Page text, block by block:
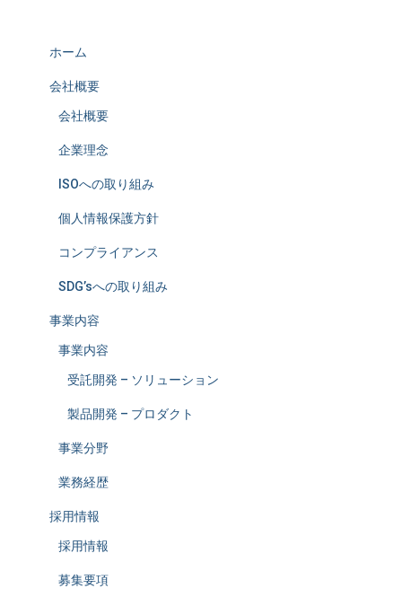
ホーム
会社概要
会社概要
企業理念
ISOへの取り組み
個人情報保護方針
コンプライアンス
SDG’sへの取り組み
事業内容
事業内容
受託開発 – ソリューション
製品開発 – プロダクト
事業分野
業務経歴
採用情報
採用情報
募集要項